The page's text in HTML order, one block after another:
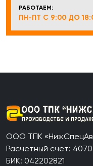
РАБОТАЕМ:
ПН-ПТ С 9:00 ДО
ООО ТПК
Расчетный счет:
БИК: 042202821